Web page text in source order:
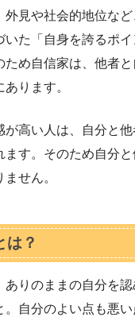
外見や社会的地位な
いた「自身を誇るポ
ため自信家は、他者
ります。
が高い人は、自分と
ます。そのため自分
せん。
は？
ありのままの自分を認
。自分のよい点も悪